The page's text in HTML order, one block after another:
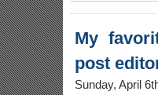
My
post
Sunday, April